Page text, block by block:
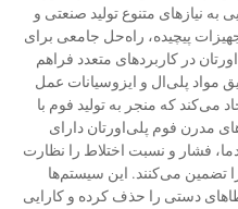
نیازهای متنوع تولید صنعتی و
پیچیده، راه‌حل جامعی برای
در کاربردهای متعدد فراهم
مواد پلی‌ال و ایزوسیانات عمل
می‌کند که منجر به تولید فوم با
مدرن فوم پلی‌اورتان دارای
فشار و نسبت اختلاط را نظارت
تضمین می‌کنند. این سیستم‌ها
دستی را حذف کرده و کارایی